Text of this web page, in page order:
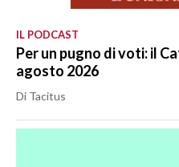
IL PODCAST
Per un pugno di voti: il
agosto 2026
Di Tacitus